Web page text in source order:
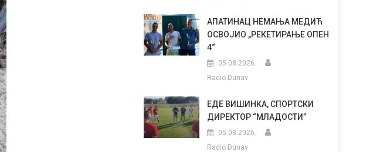
АПАТИНАЦ НЕМАЊА МЕДИЋ
ОСВОЈИО „РЕКЕТИРАЊЕ ОПЕН
4“
05.08.2026.
Radio Dunav
ЕДЕ ВИШИНКА, СПОРТСКИ
ДИРЕКТОР “МЛАДОСТИ”
05.08.2026.
Radio Dunav